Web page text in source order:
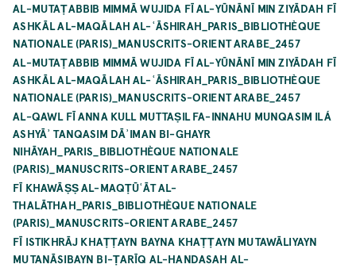
AL-MUTAṬABBIB MIMMĀ WUJIDA FĪ AL-YŪNĀNĪ MIN ZIYĀDAH FĪ
ASHKĀL AL-MAQĀLAH AL-ʿĀSHIRAH_PARIS_BIBLIOTHÈQUE
NATIONALE (PARIS)_MANUSCRITS-ORIENT ARABE_2457
AL-MUTAṬABBIB MIMMĀ WUJIDA FĪ AL-YŪNĀNĪ MIN ZIYĀDAH FĪ
ASHKĀL AL-MAQĀLAH AL-ʿĀSHIRAH_PARIS_BIBLIOTHÈQUE
NATIONALE (PARIS)_MANUSCRITS-ORIENT ARABE_2457
AL-QAWL FĪ ANNA KULL MUTTAṢIL FA-INNAHU MUNQASIM ILÁ
ASHYĀʾ TANQASIM DĀʾIMAN BI-GHAYR
NIHĀYAH_PARIS_BIBLIOTHÈQUE NATIONALE
(PARIS)_MANUSCRITS-ORIENT ARABE_2457
FĪ KHAWĀṢṢ AL-MAQṬŪʿĀT AL-
THALĀTHAH_PARIS_BIBLIOTHÈQUE NATIONALE
(PARIS)_MANUSCRITS-ORIENT ARABE_2457
FĪ ISTIKHRĀJ KHAṬṬAYN BAYNA KHAṬṬAYN MUTAWĀLIYAYN
MUTANĀSIBAYN BI-ṬARĪQ AL-HANDASAH AL-